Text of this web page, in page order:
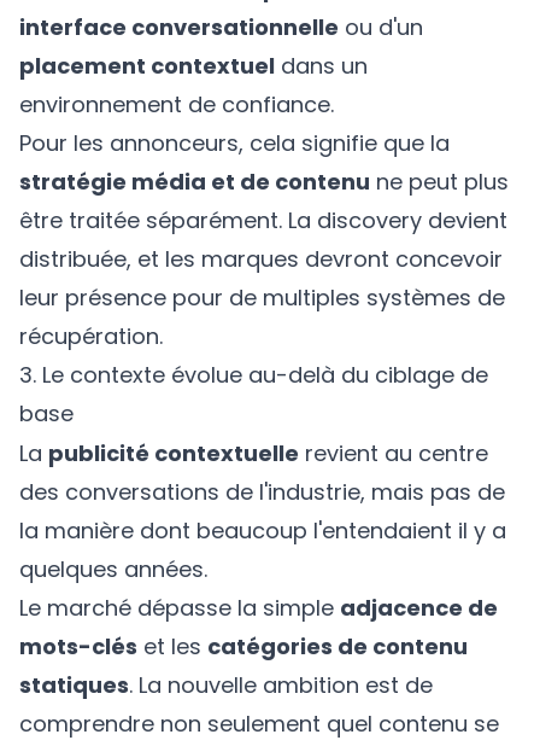
interface conversationnelle ou d'un
placement contextuel dans un
environnement de confiance.
Pour les annonceurs, cela signifie que la
stratégie média et de contenu ne peut plus
être traitée séparément. La discovery devient
distribuée, et les marques devront concevoir
leur présence pour de multiples systèmes de
récupération.
3. Le contexte évolue au-delà du ciblage de
base
La publicité contextuelle revient au centre
des conversations de l'industrie, mais pas de
la manière dont beaucoup l'entendaient il y a
quelques années.
Le marché dépasse la simple adjacence de
mots-clés et les catégories de contenu
statiques. La nouvelle ambition est de
comprendre non seulement quel contenu se